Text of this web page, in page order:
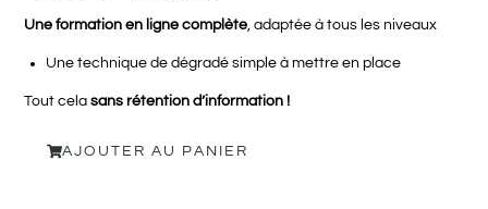
Une formation en ligne complète , adaptée à tous les niveaux
Une technique de dégradé simple à mettre en place
Tout celasans rétention d’information !
AJOUTER AU PANIER